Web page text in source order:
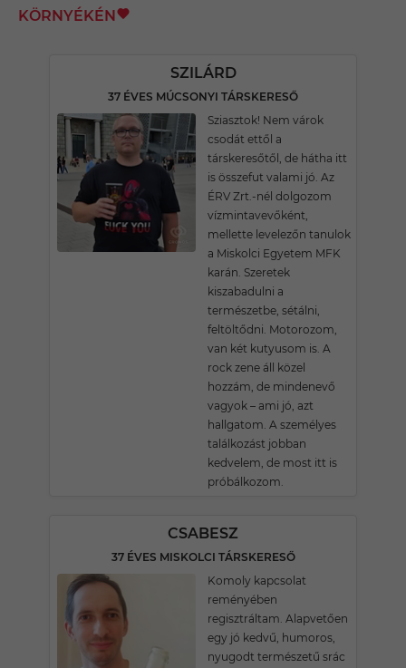
KÖRNYÉKÉN
SZILÁRD
37 ÉVES MÚCSONYI TÁRSKERESŐ
Sziasztok! Nem várok
csodát ettől a
társkeresőtől, de hátha itt
is összefut valami jó. Az
ÉRV Zrt.-nél dolgozom
vízmintavevőként,
mellette levelezőn tanulok
a Miskolci Egyetem MFK
karán. Szeretek
kiszabadulni a
természetbe, sétálni,
feltöltődni. Motorozom,
van két kutyusom is. A
rock zene áll közel
hozzám, de mindenevő
vagyok – ami jó, azt
hallgatom. A személyes
találkozást jobban
kedvelem, de most itt is
próbálkozom.
CSABESZ
37 ÉVES MISKOLCI TÁRSKERESŐ
Komoly kapcsolat
reményében
regisztráltam. Alapvetően
egy jó kedvű, humoros,
nyugodt természetű srác